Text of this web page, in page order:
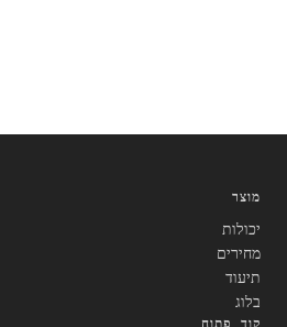
מוצר
יכולות
מחירים
תיעוד
בלוג
קוד פתוח